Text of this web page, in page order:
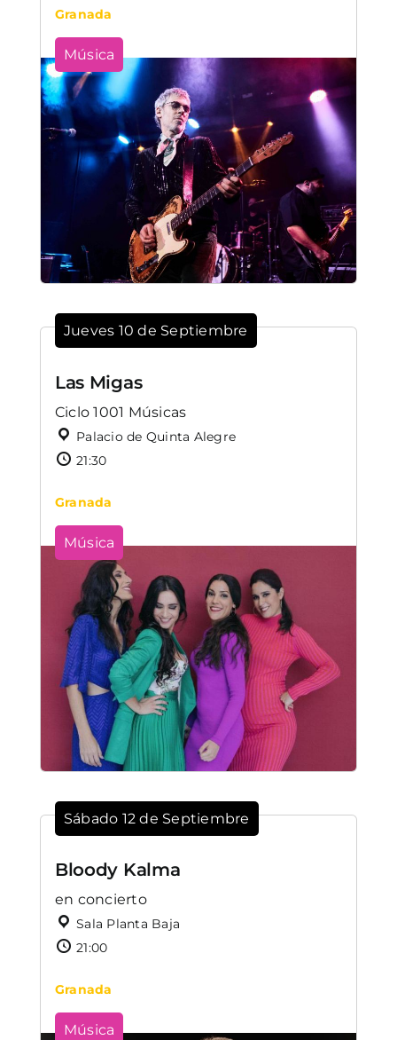
Granada
Música
Jueves 10 de Septiembre
Las Migas
Ciclo 1001 Músicas
Palacio de Quinta Alegre
21:30
Granada
Música
Sábado 12 de Septiembre
Bloody Kalma
en concierto
Sala Planta Baja
21:00
Granada
Música